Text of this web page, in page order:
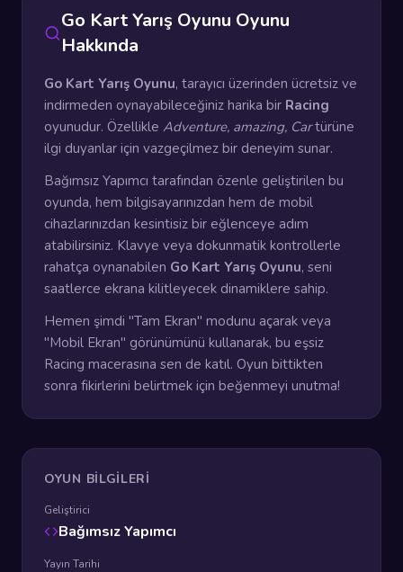
Go Kart Yarış Oyunu Oyunu
Hakkında
Go Kart Yarış Oyunu, tarayıcı üzerinden ücretsiz ve
indirmeden oynayabileceğiniz harika bir Racing
oyunudur. Özellikle Adventure, amazing, Cartürüne
ilgi duyanlar için vazgeçilmez bir deneyim sunar.
Bağımsız Yapımcı tarafından özenle geliştirilen bu
oyunda, hem bilgisayarınızdan hem de mobil
cihazlarınızdan kesintisiz bir eğlenceye adım
atabilirsiniz. Klavye veya dokunmatik kontrollerle
rahatça oynanabilen Go Kart Yarış Oyunu, seni
saatlerce ekrana kilitleyecek dinamiklere sahip.
Hemen şimdi "Tam Ekran" modunu açarak veya
"Mobil Ekran" görünümünü kullanarak, bu eşsiz
Racing macerasına sen de katıl. Oyun bittikten
sonra fikirlerini belirtmek için beğenmeyi unutma!
OYUN BILGILERI
Geliştirici
Bağımsız Yapımcı
Yayın Tarihi